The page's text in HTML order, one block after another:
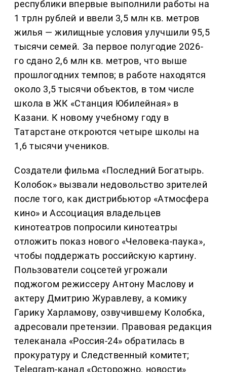
республики впервые выполнили работы на
1 трлн рублей и ввели 3,5 млн кв. метров
жилья — жилищные условия улучшили 95,5
тысячи семей. За первое полугодие 2026-
го сдано 2,6 млн кв. метров, что выше
прошлогодних темпов; в работе находятся
около 3,5 тысячи объектов, в том числе
школа в ЖК «Станция Юбилейная» в
Казани. К новому учебному году в
Татарстане откроются четыре школы на
1,6 тысячи учеников.
Создатели фильма «Последний Богатырь.
Колобок» вызвали недовольство зрителей
после того, как дистрибьютор «Атмосфера
кино» и Ассоциация владельцев
кинотеатров попросили кинотеатры
отложить показ нового «Человека-паука»,
чтобы поддержать российскую картину.
Пользователи соцсетей угрожали
поджогом режиссеру Антону Маслову и
актеру Дмитрию Журавлеву, а комику
Гарику Харламову, озвучившему Колобка,
адресовали претензии. Правовая редакция
телеканала «Россия-24» обратилась в
прокуратуру и Следственный комитет;
Telegram-канал «Осторожно, новости»